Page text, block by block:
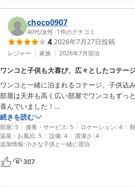
また、臭いにつきましても、温泉の硫黄
れたとのこと、重ねてお詫び申し上げま
因の確認と改善に努めてまいります。
「祝ってもらえたので、気持ちとしては
言葉をいただきましたが、4回目のご宿泊
上にご満足いただける滞在をご提供でき
ております。
これまで何度もお越しいただいているお
よかった」と思っていただけるよう、い
け止め、サービス・お食事・客室環境の
また那須へお越しいただける機会がござ
をお選びいただけますと幸いです。次回
初めてのドッグコテージでのご滞在に当
大変嬉しく思います。
お部屋の広さやゲージ・愛犬用の備品に
き、愛犬とご一緒にゆったりとお過ごし
また、ご朝食のビュッフェにつきまして
にご満足いただけたようで安心いたしま
しくお楽しみいただけましたことを嬉しく
「また利用したい」とのお言葉を励みに
皆様に快適にお過ごしいただける環境づ
の提供に努めてまいります。
次回もぜひ皆様でお越しくださいませ。
choco0907
40代/女性 | 1件のクチコミ
4 2026年7月27日投稿
レジャー 家族 2026年7月宿泊
ワンコと子供も大喜び、広々としたコテー
ワンコと一緒に泊まれるコテージ。子供込
部屋は天井も高く広い部屋でワンコもずっ
喜んでいました！
ワンコ用品も、充実しており清潔に保たれて
朝食バイキングも美味しく、子供たちは何
笑
夕食バイキングを無理を言って予約制なの
けてくださりました。
温泉も気持ち良かったです。
ただコテージからお風呂やフロントまで歩
続きを読む
部屋: 5 | 接客・サービス: 5 | ロケーション: 4 |
温泉・お風呂: 5 | 設備: 4 | 清潔さ: 4
追加情報:小さな子供と一緒に宿泊
307